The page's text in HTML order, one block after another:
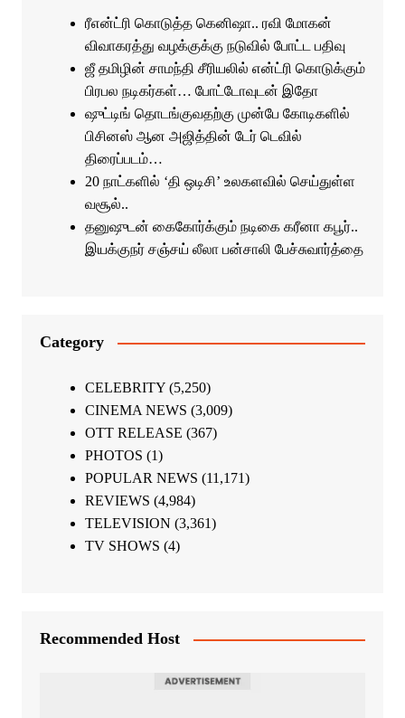
ரீஎன்ட்ரி கொடுத்த கெனிஷா.. ரவி மோகன்
விவாகரத்து வழக்குக்கு நடுவில் போட்ட பதிவு
ஜீ தமிழின் சாமந்தி சீரியலில் என்ட்ரி கொடுக்கும்
பிரபல நடிகர்கள்… போட்டோவுடன் இதோ
ஷுட்டிங் தொடங்குவதற்கு முன்பே கோடிகளில்
பிசினஸ் ஆன அஜித்தின் டேர் டெவில்
திரைப்படம்…
20 நாட்களில் ‘தி ஒடிசி’ உலகளவில் செய்துள்ள
வசூல்..
தனுஷுடன் கைகோர்க்கும் நடிகை கரீனா கபூர்..
இயக்குநர் சஞ்சய் லீலா பன்சாலி பேச்சுவார்த்தை
Category
CELEBRITY(5,250)
CINEMA NEWS (3,009)
OTT RELEASE (367)
PHOTOS (1)
POPULAR NEWS (11,171)
REVIEWS (4,984)
TELEVISION (3,361)
TV SHOWS (4)
Recommended Host